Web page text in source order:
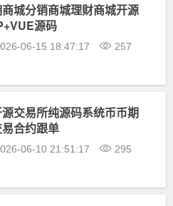
城分销商城理财商城开源
源码
06-15 18:47:17 257
交易所纯源码系统币币期
合约跟单
06-10 21:51:17 295